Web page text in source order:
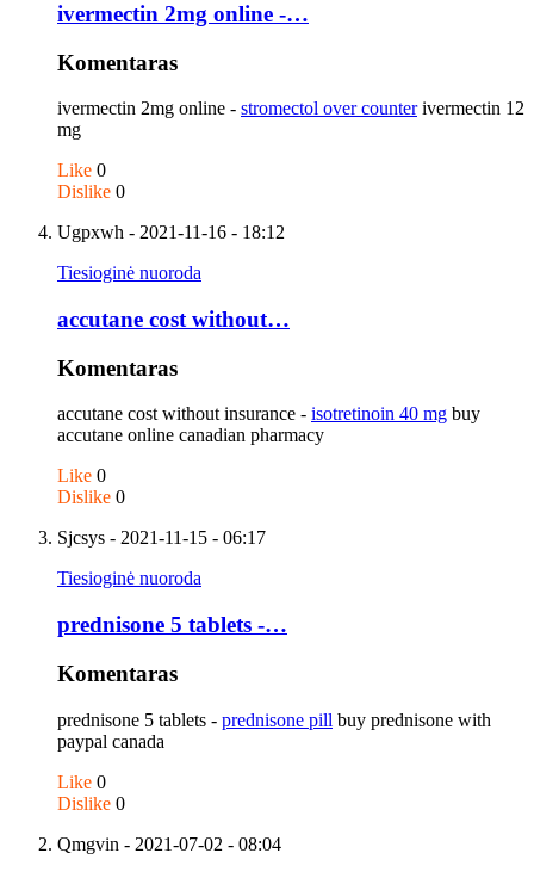
ivermectin 2mg online -…
Komentaras
ivermectin 2mg online - stromectol over counterivermectin 12
mg
Like 0
Dislike 0
Ugpxwh - 2021-11-16 - 18:12
Tiesioginė nuoroda
accutane cost without…
Komentaras
accutane cost without insurance - isotretinoin 40 mg buy
accutane online canadian pharmacy
Like 0
Dislike 0
Sjcsys - 2021-11-15 - 06:17
Tiesioginė nuoroda
prednisone 5 tablets -…
Komentaras
prednisone 5 tablets - prednisone pill buy prednisone with
paypal canada
Like 0
Dislike 0
Qmgvin - 2021-07-02 - 08:04